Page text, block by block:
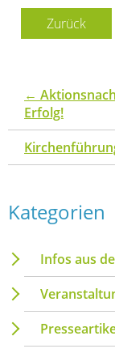
Zurück
←
Erfolg!
Kategorien
Infos aus